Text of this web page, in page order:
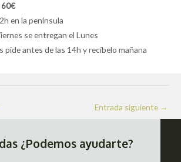
60€
en la península
se entregan el Lunes
pide antes de las 14h y recíbelo mañana
Entrada siguiente →
¿Podemos ayudarte?